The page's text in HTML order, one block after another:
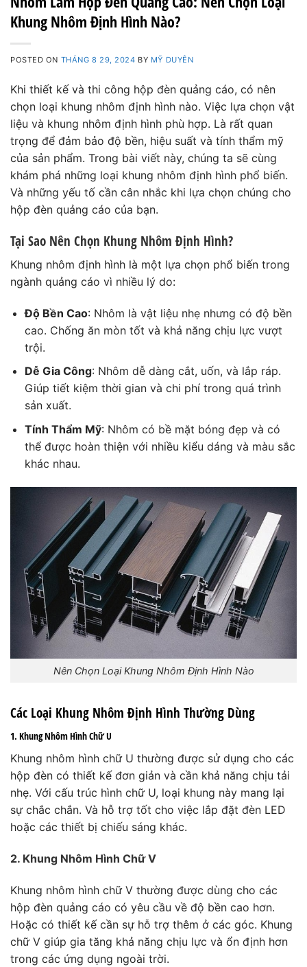
Khung Nhôm Định Hình Nào?
POSTED ON THÁNG 8 29, 2024 BY MỸ DUYÊN
Khi thiết kế và thi công hộp đèn quảng cáo, có nên
chọn loại khung nhôm định hình nào. Việc lựa chọn vật
liệu và khung nhôm định hình phù hợp. Là rất quan
trọng để đảm bảo độ bền, hiệu suất và tính thẩm mỹ
của sản phẩm. Trong bài viết này, chúng ta sẽ cùng
khám phá những loại khung nhôm định hình phổ biến.
Và những yếu tố cần cân nhắc khi lựa chọn chúng cho
hộp đèn quảng cáo của bạn.
Tại Sao Nên Chọn Khung Nhôm Định Hình?
Khung nhôm định hình là một lựa chọn phổ biến trong
ngành quảng cáo vì nhiều lý do:
Độ Bền Cao: Nhôm là vật liệu nhẹ nhưng có độ bền
cao. Chống ăn mòn tốt và khả năng chịu lực vượt
trội.
Dễ Gia Công: Nhôm dễ dàng cắt, uốn, và lắp ráp.
Giúp tiết kiệm thời gian và chi phí trong quá trình
sản xuất.
Tính Thẩm Mỹ: Nhôm có bề mặt bóng đẹp và có
thể được hoàn thiện với nhiều kiểu dáng và màu sắc
khác nhau.
Nên Chọn Loại Khung Nhôm Định Hình Nào
Các Loại Khung Nhôm Định Hình Thường Dùng
1. Khung Nhôm Hình Chữ U
Khung nhôm hình chữ U thường được sử dụng cho các
hộp đèn có thiết kế đơn giản và cần khả năng chịu tải
nhẹ. Với cấu trúc hình chữ U, loại khung này mang lại
sự chắc chắn. Và hỗ trợ tốt cho việc lắp đặt đèn LED
hoặc các thiết bị chiếu sáng khác.
2. Khung Nhôm Hình Chữ V
Khung nhôm hình chữ V thường được dùng cho các
hộp đèn quảng cáo có yêu cầu về độ bền cao hơn.
Hoặc có thiết kế cần sự hỗ trợ thêm ở các góc. Khung
chữ V giúp gia tăng khả năng chịu lực và ổn định hơn
trong các ứng dụng ngoài trời.